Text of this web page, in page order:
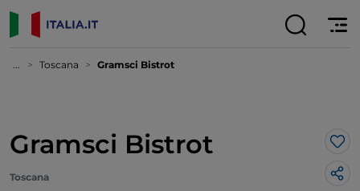
... Toscana Gramsci Bistrot
Gramsci Bistrot
Toscana